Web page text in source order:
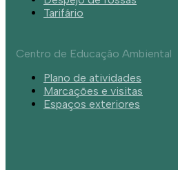
Tarifário
Centro de Educação Ambiental
Plano de atividades
Marcações e visitas
Espaços exteriores